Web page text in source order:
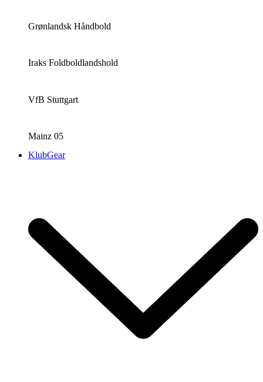
Grønlandsk Håndbold
Iraks Foldboldlandshold
VfB Stuttgart
Mainz 05
KlubGear